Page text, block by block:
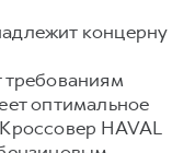
концерну
требованиям
оптимальное
HAVAL